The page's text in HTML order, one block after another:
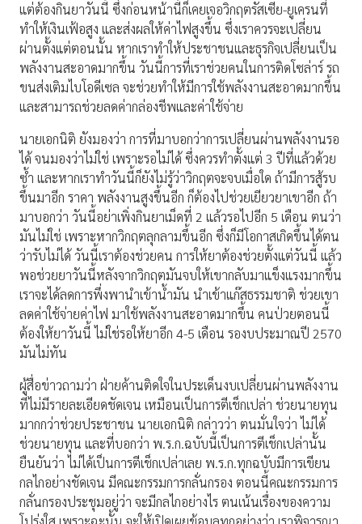
แต่ต้องกินยาวันนี้ ซึ่งก่อนหน้านี้ก็เคยเจอวิกฤตรัสเซีย​-ยูเครนที่
ทำให้เงินเฟ้อสูง และส่งผลให้ค่าไฟสูงขึ้น ซึ่งเราควรจะเปลี่ยน
ผ่านตั้งแต่ตอนนั้น หากเราทำให้ประชาชนและธุรกิจเปลี่ยนเป็น
พลังงานสะอาดมากขึ้น วันนี้การที่เราช่วยคนในการติดโซล่าร์​ รถ
ขนส่งเติมไบโอดีเซล จะช่วยทำให้มีการใช้พลังงานสะอาดมากขึ้น
และสามารถช่วยลดค่ากล่องชีพและค่าใช้จ่าย
นายเอกนิติ​ ยังมองว่า​ การที่มาบอกว่าการเปลี่ยนผ่านพลังงานรอ
ได้ จนมองว่าไม่ใช่​ เพราะรอไม่ได้​ ซึ่งควรทำตั้งแต่ 3 ปีที่แล้วด้วย
ซ้ำ และหากเราทำวันนี้ก็ยังไม่รู้ว่าวิกฤตจะจบเมื่อใด ถ้ามีการสู้รบ
ขึ้นมาอีก ราคา พลังงานสูงขึ้นอีก​ ก็ต้องไปช่วยเยียวยาเขาอีก​ ถ้า
มาบอกว่า วันนี้อย่าเพิ่งกินยาเม็ดที่ 2 แล้วรอไปอีก 5 เดือน ตนว่า
มันไม่ใช่​ เพราะหากวิกฤตลุกลามขึ้นอีก​ ซึ่งก็มีโอกาสเกิดขึ้นได้ตน
ว่ารับไม่ได้ วันนี้เราต้องช่วยคน การให้ยาต้องช่วยตั้งแต่วันนี้ แล้ว
พอช่วยยาวันนี้หลังจากวิกฤตมันจบให้เขากลับมาแข็งแรงมากขึ้น
เราจะได้ลดการพึ่งพานำเข้าน้ำมัน นำเข้าแก๊สธรรมชาติ ช่วยเขา
ลดค่าใช้จ่ายค่าไฟ มาใช้พลังงานสะอาดมากขึ้น คนป่วยตอนนี้
ต้องให้ยาวันนี้ ไม่ใช่รอให้ยาอีก 4-5 เดือน รองบประมาณปี 2570
มันไม่ทัน
ผู้สื่อข่าวถามว่า ฝ่ายค้านติดใจในประเด็นงบเปลี่ยนผ่านพลังงาน
ที่ไม่มีรายละเอียดชัดเจน เหมือนเป็นการตีเช็กเปล่า ช่วยนายทุน
มากกว่าช่วยประชาชน นายเอกนิติ กล่าวว่า ตนมั่นใจว่า ไม่ได้
ช่วยนายทุน และที่บอกว่า พ.ร.ก.ฉบับนี้เป็นการตีเช็กเปล่านั้น
ยืนยันว่า ไม่ได้เป็นการตีเช็กเปล่าเลย พ.ร.ก.ทุกฉบับมีการเขียน
กลไกอย่างชัดเจน มีคณะกรรมการกลั่นกรอง ตอนนี้คณะกรรมการ
กลั่นกรองประชุมอยู่ว่า จะมีกลไกอย่างไร ตนเน้นเรื่องของความ